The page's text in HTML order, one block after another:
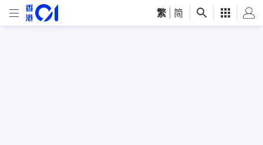
繁 简